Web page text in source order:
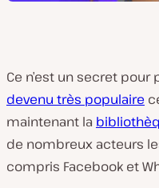
Ce n’est un secret pour
devenu très populaire
maintenant la
de nombreux acteurs
compris Facebook et